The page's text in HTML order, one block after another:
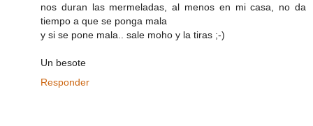
nos duran las mermeladas, al menos en mi casa, no da
tiempo a que se ponga mala
y si se pone mala.. sale moho y la tiras ;-)
Un besote
Responder